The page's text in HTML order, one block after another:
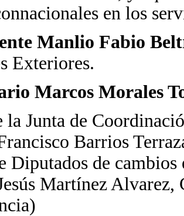
en los
Manlio Fabio
Exteriores.
Marcos Morales
Junta de
Barrios
Diputados de
Martínez